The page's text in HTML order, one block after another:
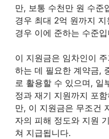
만, 보통 수천만 원 수준
경우 최대 2억 원까지
경우 이에 준하는 수준
이 지원금은 임차인이
하는 데 필요한 계약금,
로 활용할 수 있으며, 일
정과 재기 지원까지 포
만, 이 지원금은 무조건
자의 피해 정도와 지원
쳐 지급됩니다.